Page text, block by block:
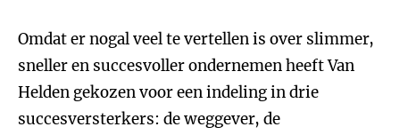
Omdat er nogal veel te vertellen is over slimmer,
sneller en succesvoller ondernemen heeft Van
Helden gekozen voor een indeling in drie
succesversterkers: de weggever, de